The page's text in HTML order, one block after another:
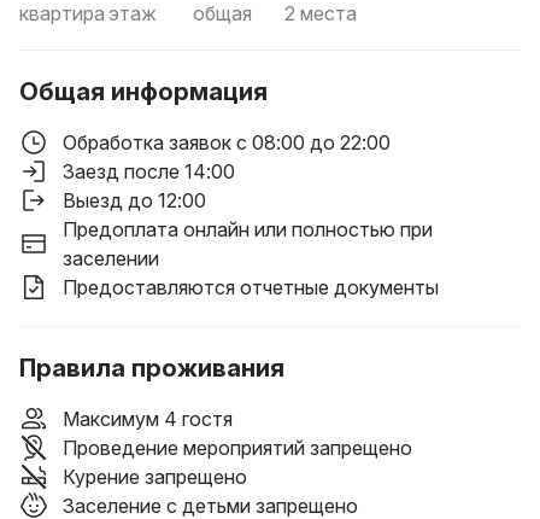
квартира этаж общая 2 места
Общая информация
Обработка заявок с 08:00 до 22:00
Заезд после 14:00
Выезд до 12:00
Предоплата онлайн или полностью при
заселении
Предоставляются отчетные документы
Правила проживания
Максимум 4 гостя
Проведение мероприятий запрещено
Курение запрещено
Заселение с детьми запрещено